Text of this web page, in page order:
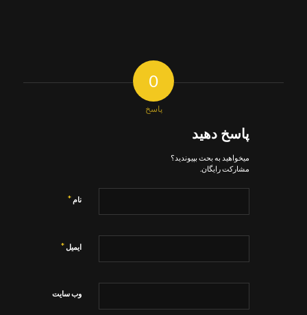
0
پاسخ
پاسخ دهید
میخواهید به بحث بپیوندید؟
مشارکت رایگان.
نام *
ایمیل *
وب‌ سایت